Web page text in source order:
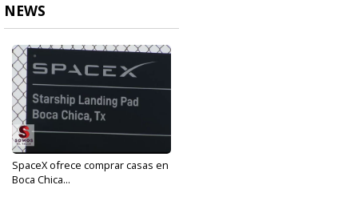
NEWS
SpaceX ofrece comprar casas en
Boca Chica...